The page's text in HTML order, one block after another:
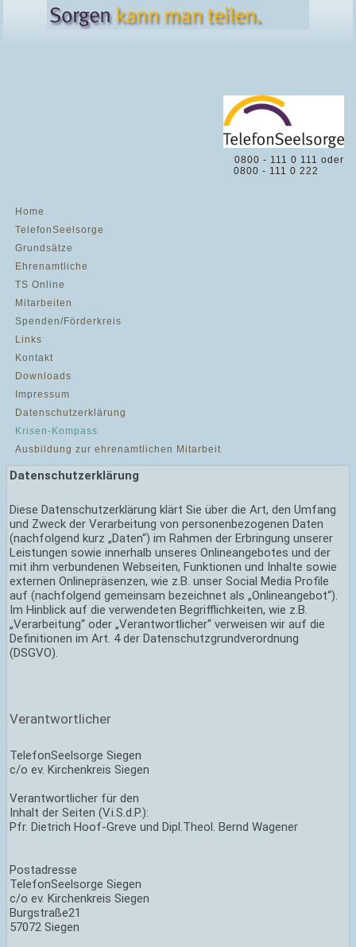
0800 - 111 0 111 oder
0800 - 111 0 222
Home
TelefonSeelsorge
Grundsätze
Ehrenamtliche
TS Online
Mitarbeiten
Spenden/Förderkreis
Links
Kontakt
Downloads
Impressum
Datenschutzerklärung
Krisen-Kompass
Ausbildung zur ehrenamtlichen Mitarbeit
Datenschutzerklärung
Diese Datenschutzerklärung klärt Sie über die Art, den Umfang
und Zweck der Verarbeitung von personenbezogenen Daten
(nachfolgend kurz „Daten“) im Rahmen der Erbringung unserer
Leistungen sowie innerhalb unseres Onlineangebotes und der
mit ihm verbundenen Webseiten, Funktionen und Inhalte sowie
externen Onlinepräsenzen, wie z.B. unser Social Media Profile
auf (nachfolgend gemeinsam bezeichnet als „Onlineangebot“).
Im Hinblick auf die verwendeten Begrifflichkeiten, wie z.B.
„Verarbeitung“ oder „Verantwortlicher“ verweisen wir auf die
Definitionen im Art. 4 der Datenschutzgrundverordnung
(DSGVO).
Verantwortlicher
TelefonSeelsorge Siegen
c/o ev. Kirchenkreis Siegen
Verantwortlicher für den
Inhalt der Seiten (V.i.S.d.P.):
Pfr. Dietrich Hoof-Greve und Dipl.Theol. Bernd Wagener
Postadresse
TelefonSeelsorge Siegen
c/o ev. Kirchenkreis Siegen
Burgstraße21
57072 Siegen